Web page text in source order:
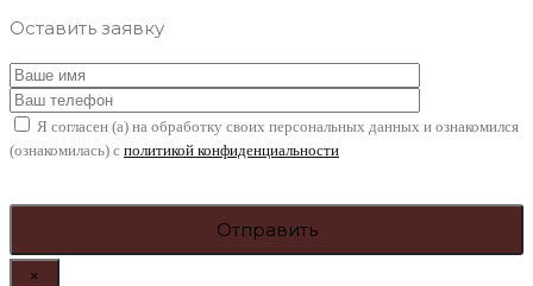
Оставить заявку
Я согласен (а) на обработку своих персональных данных и ознакомился
(ознакомилась) с политикой конфиденциальности
×